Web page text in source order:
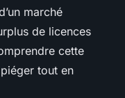
marché
de licences
cette
tout en